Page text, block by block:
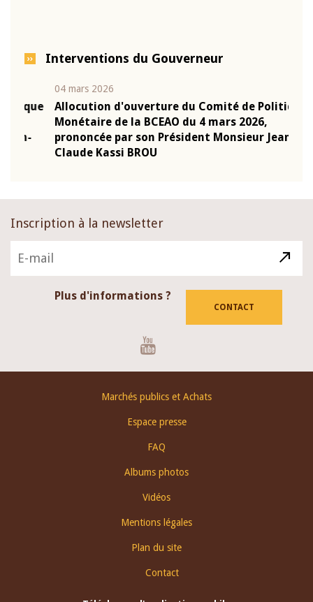
Interventions du Gouverneur
04 mars 2026
Allocution d'ouverture du Comité de Politique
Monétaire de la BCEAO du 4 mars 2026,
prononcée par son Président Monsieur Jean-
Claude Kassi BROU
Inscription à la newsletter
Plus d'informations ?
CONTACT
Marchés publics et Achats
Espace presse
FAQ
Albums photos
Vidéos
Mentions légales
Plan du site
Contact